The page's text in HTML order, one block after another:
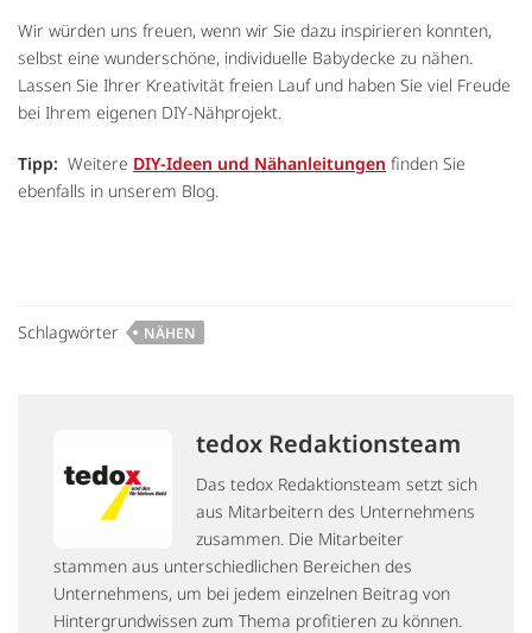
Wir würden uns freuen, wenn wir Sie dazu inspirieren konnten,
selbst eine wunderschöne, individuelle Babydecke zu nähen.
Lassen Sie Ihrer Kreativität freien Lauf und haben Sie viel Freude
bei Ihrem eigenen DIY-Nähprojekt.
Tipp: Weitere DIY-Ideen und Nähanleitungen finden Sie
ebenfalls in unserem Blog.
Schlagwörter NÄHEN
tedox Redaktionsteam
Das tedox Redaktionsteam setzt sich
aus Mitarbeitern des Unternehmens
zusammen. Die Mitarbeiter
stammen aus unterschiedlichen Bereichen des
Unternehmens, um bei jedem einzelnen Beitrag von
Hintergrundwissen zum Thema profitieren zu können.